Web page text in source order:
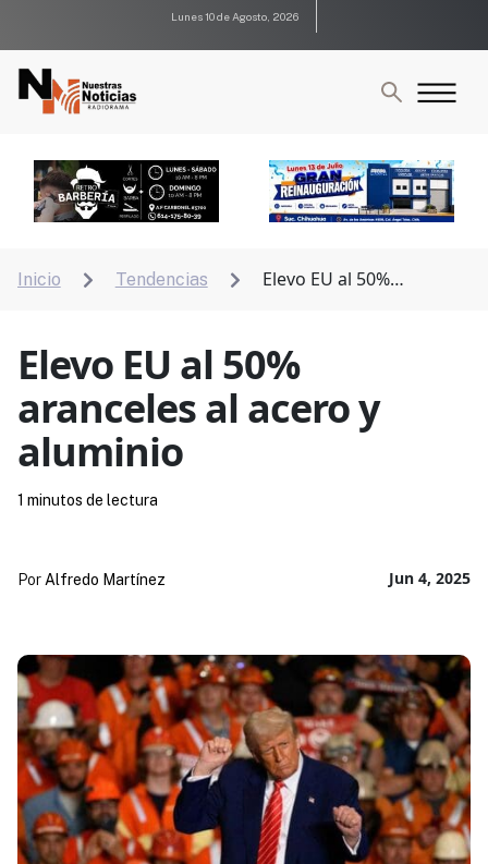
Lunes 10 de Agosto, 2026
Inicio  Tendencias 
Elevo EU al 50%
Elevo EU al 50%
aranceles al acero y
aluminio
Jun 4, 2025
Por Alfredo Martínez
1 minutos de lectura